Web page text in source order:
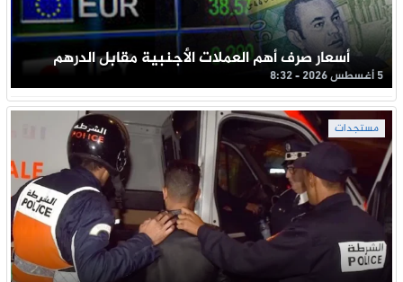
أسعار صرف أهم العملات الأجنبية مقابل الدرهم
5 أغسطس 2026 - 8:32
مستجدات